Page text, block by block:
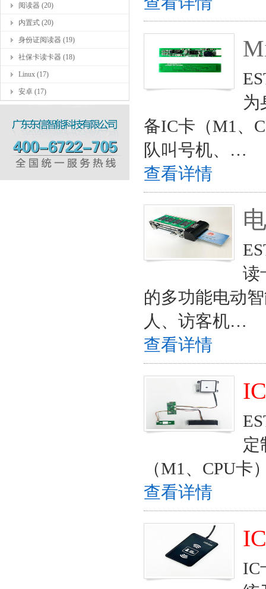
阅读器 (20)
内置式 (20)
身份证阅读器 (19)
社保卡读卡器 (18)
Linux (17)
安卓 (17)
为
备IC卡（M1、
队叫号机、…
查看详情
读
的多功能电动
人、访客机…
查看详情
IC
定
（M1、CPU
查看详情
IC
IC